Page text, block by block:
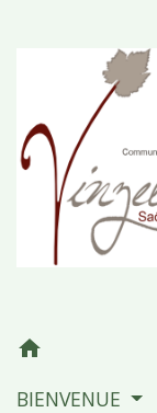
home
BIENVENUE